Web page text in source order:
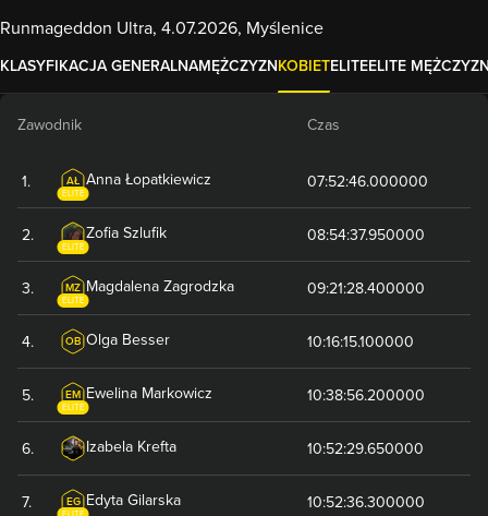
Runmageddon Ultra, 4.07.2026, Myślenice
KLASYFIKACJA GENERALNAMĘŻCZYZNKOBIETELITEELITE
Zawodnik Czas
1. AŁ
ELITE
Anna Łopatkiewicz 07:52:46.000000
2.
ELITE
Zofia Szlufik 08:54:37.950000
3. MZ
ELITE
Magdalena Zagrodzka 09:21:28.400000
4. OB Olga Besser 10:16:15.100000
5. EM
ELITE
Ewelina Markowicz 10:38:56.200000
6. Izabela Krefta 10:52:29.650000
7. EG Edyta Gilarska 10:52:36.300000